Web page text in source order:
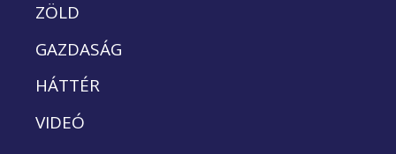
ZÖLD
GAZDASÁG
HÁTTÉR
VIDEÓ